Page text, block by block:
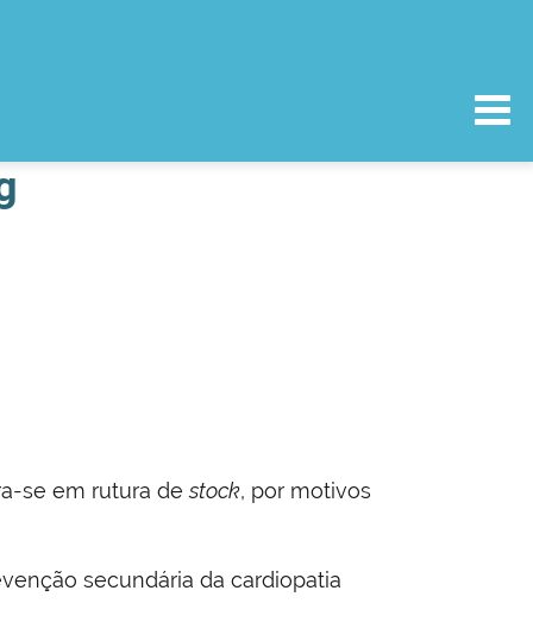
se em rutura destock, por motivos
secundária da cardiopatia